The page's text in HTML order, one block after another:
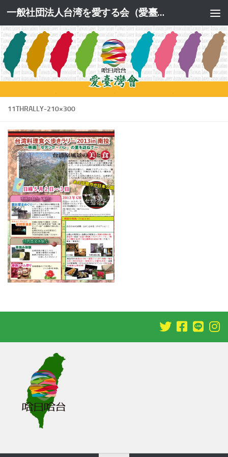
コンテンツへスキップ 一般社団法人台湾を愛する会（愛臺灣會）公式サイト
11THRALLY-210×300